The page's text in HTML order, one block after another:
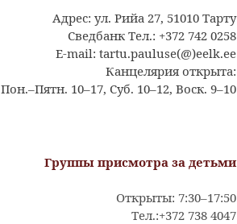
Адрес: ул. Рийа 27, 51010 Тарту
Сведбанк Тел.: +372 742 0258
E-mail: tartu.pauluse(@)eelk.ee
Канцелярия открыта:
Пон.–Пятн. 10–17, Суб. 10–12, Воск. 9–10
Группы присмотра за детьми
Открыты: 7:30–17:50
Тел.:+372 738 4047